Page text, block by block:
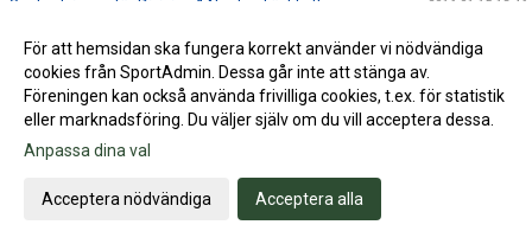
Spelordningen för Division 1 Norrland är klart! 2016-01-15 13:46
Inomhusfotboll 16/1: Själevads IK vs MoDo FF 2016-01-15 08:30
Inomhusmatcher på BR-hallen
Forsgren till MoDo FF 2016-01-12 14:12
Larsson förlänger med option!
För att hemsidan ska fungera korrekt använder vi nödvändiga
cookies från SportAdmin. Dessa går inte att stänga av.
Föreningen kan också använda frivilliga cookies, t.ex. för statistik
eller marknadsföring. Du väljer själv om du vill acceptera dessa.
Anpassa dina val
Acceptera nödvändiga Acceptera alla